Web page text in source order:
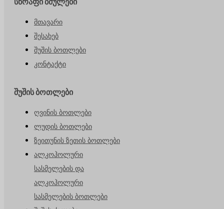
მთავარი
შესახებ
შუშის ბოთლები
კონტაქტი
შუშის ბოთლები
ღვინის ბოთლები
ლუდის ბოთლები
ზეითუნის ზეთის ბოთლები
ალკოჰოლური
სასმელების და
ალკოჰოლური
სასმელების ბოთლები